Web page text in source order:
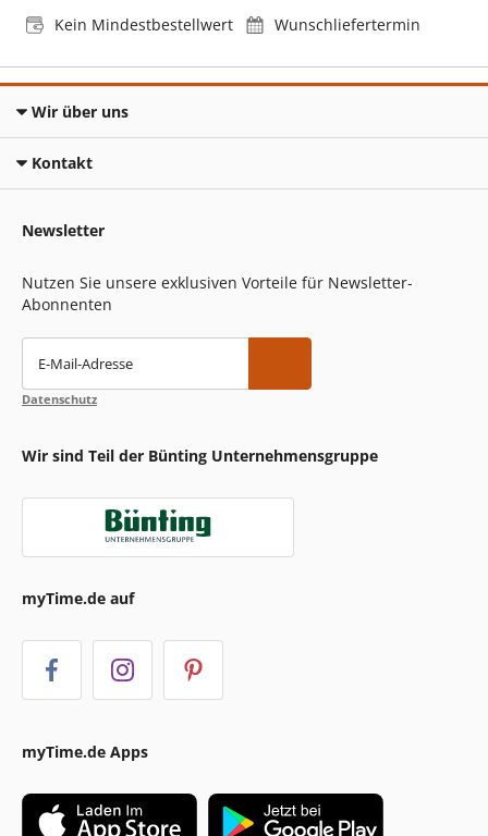
Kein Mindestbestellwert
Wunschliefertermin
Wir über uns
Kontakt
Newsletter
Nutzen Sie unsere exklusiven Vorteile für Newsletter-
Abonnenten
E-Mail-Adresse
Datenschutz
Wir sind Teil der Bünting Unternehmensgruppe
myTime.de auf
myTime.de Apps